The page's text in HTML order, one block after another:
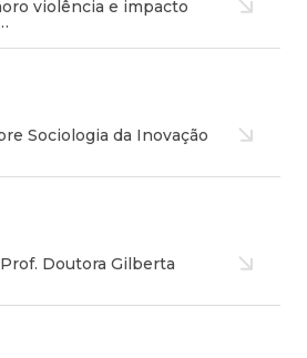
violência e impacto
Sociologia da Inovação
Doutora Gilberta